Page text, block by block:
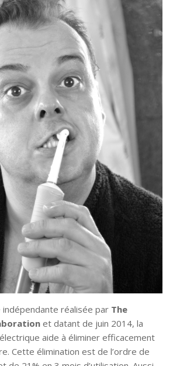
indépendante réalisée par The
et datant de juin 2014, la
aide à éliminer efficacement
Cette élimination est de l’ordre de